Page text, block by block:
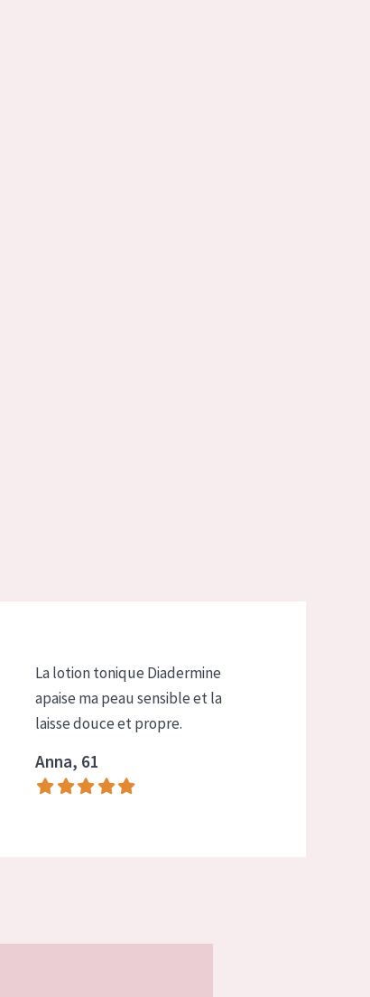
La lotion tonique Diadermine
apaise ma peau sensible et la
laisse douce et propre.
Anna, 61